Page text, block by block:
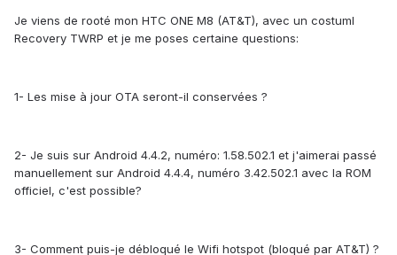
Je viens de rooté mon HTC ONE M8 (AT&T), avec un costuml
Recovery TWRP et je me poses certaine questions:
1- Les mise à jour OTA seront-il conservées ?
2- Je suis sur Android 4.4.2, numéro: 1.58.502.1 et j'aimerai passé
manuellement sur Android 4.4.4, numéro 3.42.502.1 avec la ROM
officiel, c'est possible?
3- Comment puis-je débloqué le Wifi hotspot (bloqué par AT&T) ?